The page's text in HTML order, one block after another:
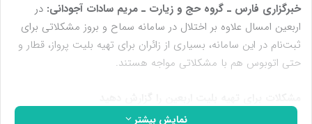
خبرگزاری فارس ـ گروه حج و زیارت ـ مریم سادات آجودانی: در
اربعین امسال علاوه بر اختلال در سامانه سماح و بروز مشکلاتی برای
ثبت‌نام در این سامانه، بسیاری از زائران برای تهیه بلیت پرواز، قطار و
حتی اتوبوس هم با مشکلاتی مواجه هستند.
نمایش بیشتر